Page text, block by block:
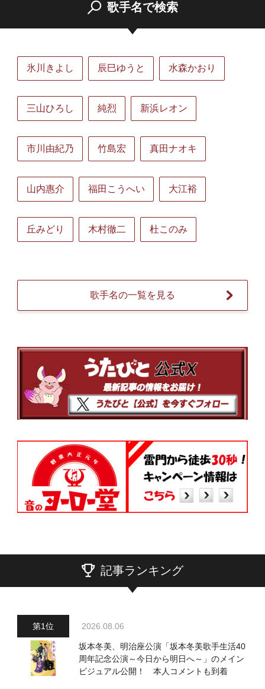
歌手名で検索
氷川きよし 辰巳ゆうと 水森かおり
三山ひろし 純烈 新浜レオン
市川由紀乃 竹島宏 真田ナオキ
山内惠介 福田こうへい 大江裕
丘みどり 木村徹二 杜このみ
歌手名の一覧を見る
記事ランキング
2026.08.06
坂本冬美、明治座公演「坂本冬美歌手生活40
周年記念公演～今日から明日へ～」のメイン
ビジュアル公開！ 本人コメントも到着